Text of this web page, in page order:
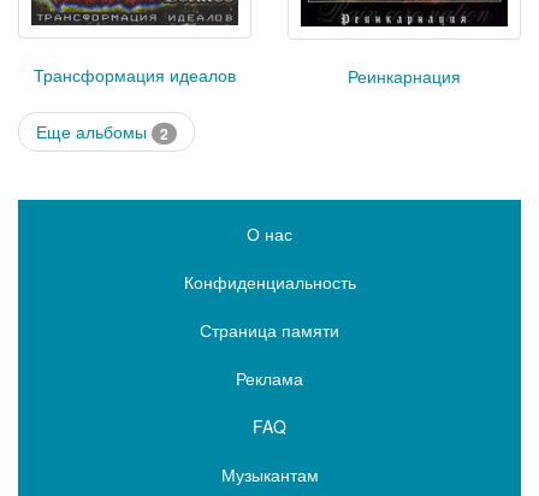
Трансформация идеалов Реинкарнация
Еще альбомы 2
О нас
Конфиденциальность
Страница памяти
Реклама
FAQ
Музыкантам